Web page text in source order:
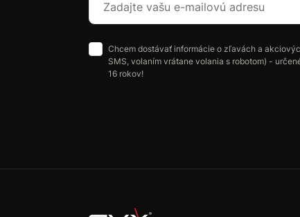
Chcem dostávať informácie o zľavách a
SMS, volaním vrátane volania s robotom) -
16 rokov!